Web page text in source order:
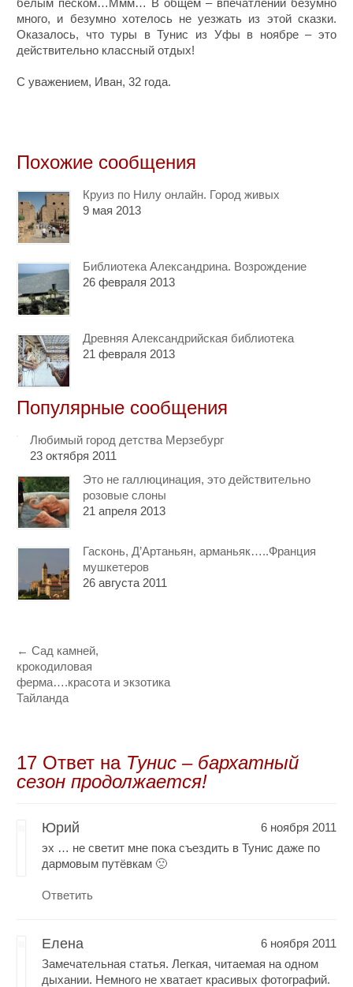
много, и безумно хотелось не уезжать из этой сказки.
Оказалось, что туры в Тунис из Уфы в ноябре – это
действительно классный отдых!
С уважением, Иван, 32 года.
Похожие сообщения
Круиз по Нилу онлайн. Город живых
9 мая 2013
Библиотека Александрина. Возрождение
26 февраля 2013
Древняя Александрийская библиотека
21 февраля 2013
Популярные сообщения
Любимый город детства Мерзебург
23 октября 2011
Это не галлюцинация, это действительно
розовые слоны
21 апреля 2013
Гасконь, Д’Артаньян, арманьяк…..Франция
мушкетеров
26 августа 2011
← Сад камней,
крокодиловая
ферма….красота и экзотика
Тайланда
17 Oтвет на Тунис – бархатный
сезон продолжается!
Юрий
6 ноября 2011
эх … не светит мне пока съездить в Тунис даже по
дармовым путёвкам 🙁
Ответить
Елена
6 ноября 2011
Замечательная статья. Легкая, читаемая на одном
дыхании. Немного не хватает красивых фотографий.